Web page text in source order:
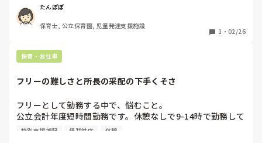
なんですが、希望と違っていると園長に相談したりするので
しょうか？
私立だともっと早く決定していたりしますか？
たんぽぽ
保育士, 公立保育園, 児童発達支援施設
1 ・ 02/26
保育・お仕事
フリーの難しさと所長の采配の下手くそさ
フリーとして勤務する中で、悩むこと。
公立会計年度短時間勤務です。休憩なしで9-14時で勤務して
います。所長も次長も、ポンコツで園全体のことも、クラス
特別支援加配 怪我対応 休憩